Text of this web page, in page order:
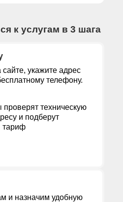
к услугам в 3 шага
сайте, укажите адрес
телефону.
техническую
и подберут
тариф
и назначим удобную